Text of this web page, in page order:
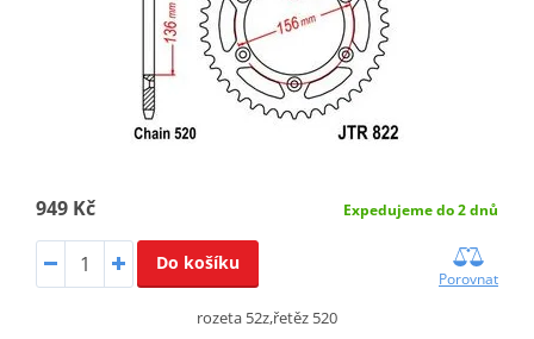
949 Kč Expedujeme do 2 dnů
Do košíku
Porovnat
rozeta 52z,řetěz 520